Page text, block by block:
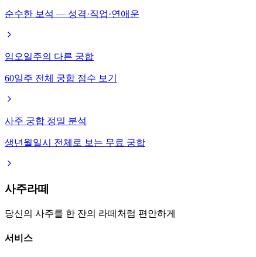
순수한 보석 — 성격·직업·연애운
임오일주의 다른 궁합
60일주 전체 궁합 점수 보기
사주 궁합 정밀 분석
생년월일시 전체로 보는 무료 궁합
사주라떼
당신의 사주를 한 잔의 라떼처럼 편안하게
서비스